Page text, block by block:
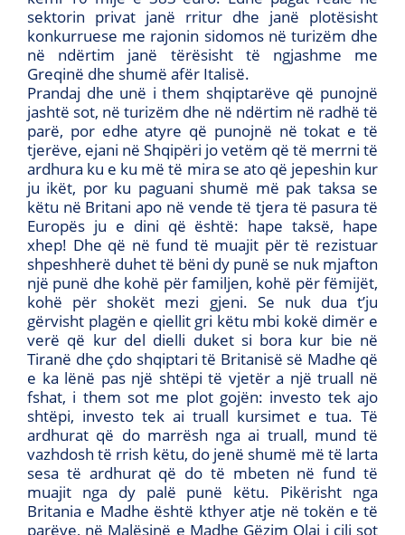
sektorin privat janë rritur dhe janë plotësisht
konkurruese me rajonin sidomos në turizëm dhe
në ndërtim janë tërësisht të ngjashme me
Greqinë dhe shumë afër Italisë.
Prandaj dhe unë i them shqiptarëve që punojnë
jashtë sot, në turizëm dhe në ndërtim në radhë të
parë, por edhe atyre që punojnë në tokat e të
tjerëve, ejani në Shqipëri jo vetëm që të merrni të
ardhura ku e ku më të mira se ato që jepeshin kur
ju ikët, por ku paguani shumë më pak taksa se
këtu në Britani apo në vende të tjera të pasura të
Europës ju e dini që është: hape taksë, hape
xhep! Dhe që në fund të muajit për të rezistuar
shpeshherë duhet të bëni dy punë se nuk mjafton
një punë dhe kohë për familjen, kohë për fëmijët,
kohë për shokët mezi gjeni. Se nuk dua t’ju
gërvisht plagën e qiellit gri këtu mbi kokë dimër e
verë që kur del dielli duket si bora kur bie në
Tiranë dhe çdo shqiptari të Britanisë së Madhe që
e ka lënë pas një shtëpi të vjetër a një truall në
fshat, i them sot me plot gojën: investo tek ajo
shtëpi, investo tek ai truall kursimet e tua. Të
ardhurat që do marrësh nga ai truall, mund të
vazhdosh të rrish këtu, do jenë shumë më të larta
sesa të ardhurat që do të mbeten në fund të
muajit nga dy palë punë këtu. Pikërisht nga
Britania e Madhe është kthyer atje në tokën e të
parëve, në Malësinë e Madhe Gëzim Olaj i cili sot